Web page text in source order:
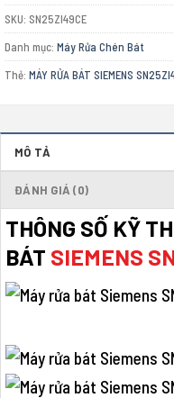
SKU: SN25ZI49CE
Danh mục: Máy Rửa Chén Bát
Thẻ: MÁY RỬA BÁT SIEMENS
MÔ TẢ
ĐÁNH GIÁ (0)
THÔNG SỐ KỸ
BÁT SIEMENS